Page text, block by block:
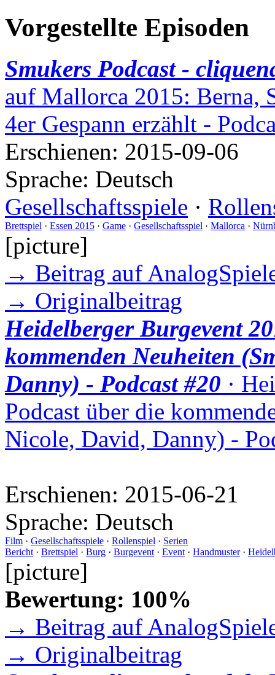
Vorgestellte Episoden
Smukers Podcast -
auf Mallorca 2015: Berna,
4er Gespann erzählt -
Erschienen: 2015-09-06
Sprache: Deutsch
Gesellschaftsspiele ·
Brettspiel · Essen 2015 · Game · Gesellschaftsspiel · Mallorca ·
[picture]
→ Beitrag auf
→ Originalbeitrag
Heidelberger Burgevent
kommenden Neuheiten
Danny) - Podcast #20 ·
Podcast über die
Nicole, David, Danny) -
Erschienen: 2015-06-21
Sprache: Deutsch
Film · Gesellschaftsspiele · Rollenspiel · Serien
Bericht · Brettspiel · Burg · Burgevent · Event · Handmuster·
[picture]
Bewertung: 100%
→ Beitrag auf
→ Originalbeitrag